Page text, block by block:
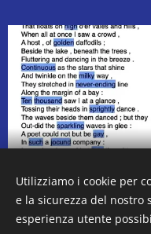
Utilizziamo i cookie per
e la sicurezza del
esperienza utente